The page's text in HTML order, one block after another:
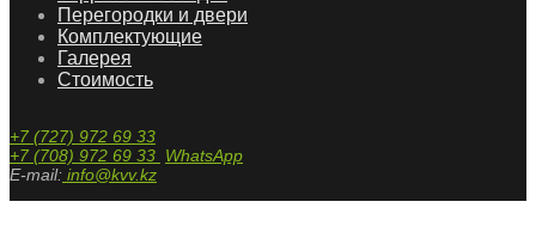
Перегородки и двери
Комплектующие
Галерея
Стоимость
+7 (727) 972 69 33
+7 (708) 972 69 33 WhatsApp
E-mail: info@kvv.kz